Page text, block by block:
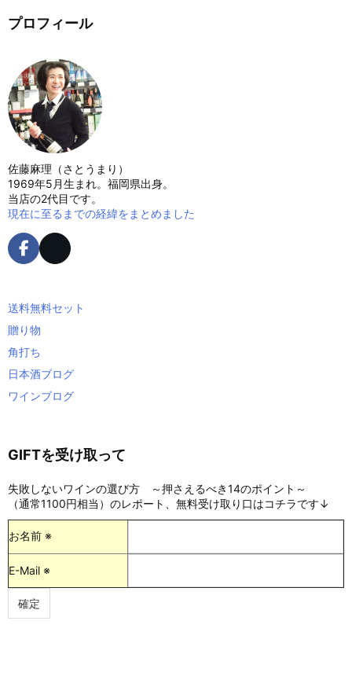
プロフィール
佐藤麻理（さとうまり）
1969年5月生まれ。福岡県出身。
当店の2代目です。
現在に至るまでの経緯をまとめました
送料無料セット
贈り物
角打ち
日本酒ブログ
ワインブログ
GIFTを受け取って
失敗しないワインの選び方 ～押さえるべき14のポイント～
（通常1100円相当）のレポート、無料受け取り口はコチラです↓
お名前 ※
E-Mail ※